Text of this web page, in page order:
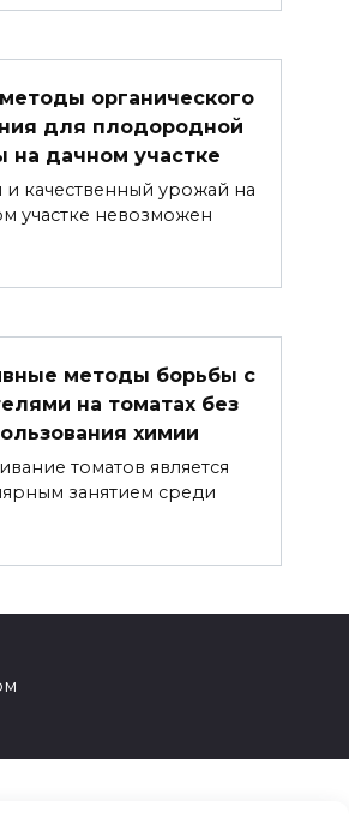
органического
для плодородной
на дачном участке
качественный урожай на
участке невозможен
методы борьбы с
на томатах без
химии
томатов является
занятием среди